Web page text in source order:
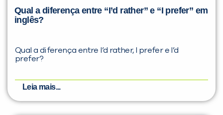
Qual a diferença entre “I’d rather” e “I prefer” em
inglês?
Qual a diferença entre I’d rather, I prefer e I’d
prefer?
Leia mais...